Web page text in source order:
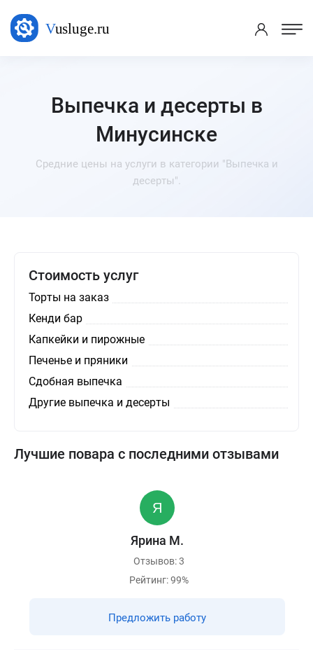
Выпечка и десерты в
Минусинске
Средние цены на услуги в категории "Выпечка и
десерты".
Стоимость услуг
Торты на заказ
Кенди бар
Капкейки и пирожные
Печенье и пряники
Сдобная выпечка
Другие выпечка и десерты
Лучшие повара с последними отзывами
Ярина М.
Отзывов: 3
Рейтинг: 99%
Предложить работу